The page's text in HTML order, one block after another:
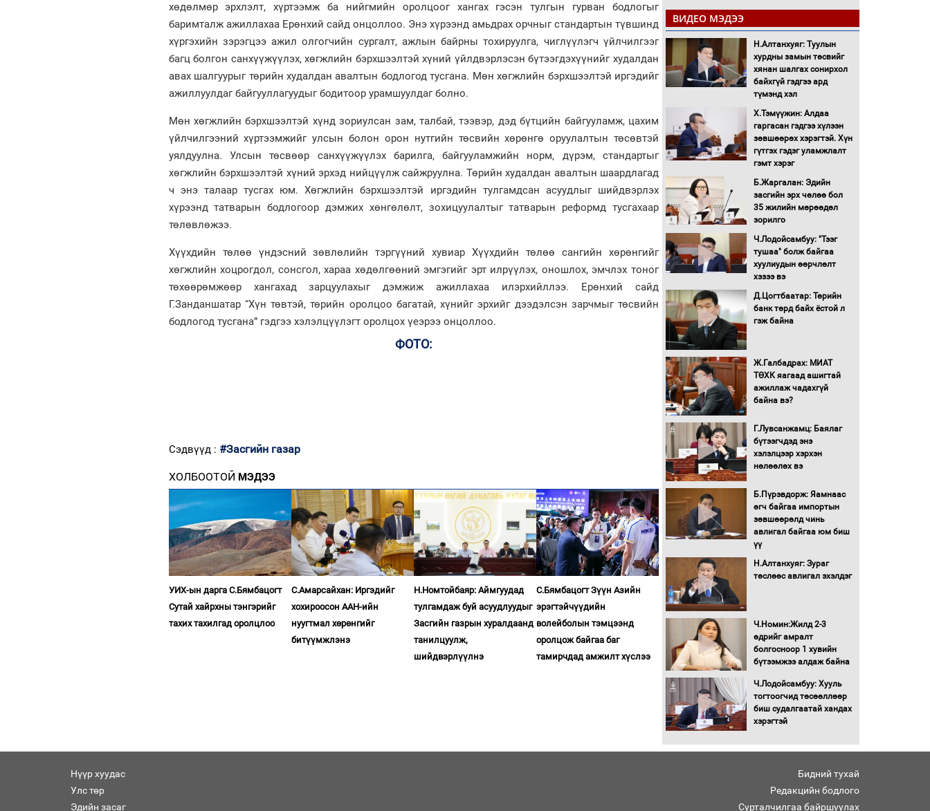
хөдөлмөр эрхлэлт, хүртээмж ба нийгмийн оролцоог хангах гэсэн тулгын гурван бодлогыг
баримталж ажиллахаа Ерөнхий сайд онцоллоо. Энэ хүрээнд амьдрах орчныг стандартын түвшинд
хүргэхийн зэрэгцээ ажил олгогчийн сургалт, ажлын байрны тохируулга, чиглүүлэгч үйлчилгээг
багц болгон санхүүжүүлэх, хөгжлийн бэрхшээлтэй хүний үйлдвэрлэсэн бүтээгдэхүүнийг худалдан
авах шалгуурыг төрийн худалдан авалтын бодлогод тусгана. Мөн хөгжлийн бэрхшээлтэй иргэдийг
ажиллуулдаг байгууллагуудыг бодитоор урамшуулдаг болно.
Мөн хөгжлийн бэрхшээлтэй хүнд зориулсан зам, талбай, тээвэр, дэд бүтцийн байгууламж, цахим
үйлчилгээний хүртээмжийг улсын болон орон нутгийн төсвийн хөрөнгө оруулалтын төсөвтэй
уялдуулна. Улсын төсвөөр санхүүжүүлэх барилга, байгууламжийн норм, дүрэм, стандартыг
хөгжлийн бэрхшээлтэй хүний эрхэд нийцүүлж сайжруулна. Төрийн худалдан авалтын шаардлагад
ч энэ талаар тусгах юм. Хөгжлийн бэрхшээлтэй иргэдийн тулгамдсан асуудлыг шийдвэрлэх
хүрээнд татварын бодлогоор дэмжих хөнгөлөлт, зохицуулалтыг татварын реформд тусгахаар
төлөвлөжээ.
Хүүхдийн төлөө үндэсний зөвлөлийн тэргүүний хувиар Хүүхдийн төлөө сангийн хөрөнгийг
хөгжлийн хоцрогдол, сонсгол, хараа хөдөлгөөний эмгэгийг эрт илрүүлэх, оношлох, эмчлэх тоног
төхөөрөмжөөр хангахад зарцуулахыг дэмжиж ажиллахаа илэрхийллээ. Ерөнхий сайд
Г.Занданшатар “Хүн төвтэй, төрийн оролцоо багатай, хүнийг эрхийг дээдэлсэн зарчмыг төсвийн
бодлогод тусгана” гэдгээ хэлэлцүүлэгт оролцох үеэрээ онцоллоо.
ФОТО:
Сэдвүүд : #Засгийн газар
ХОЛБООТОЙ МЭДЭЭ
УИХ-ын дарга С.Бямбацогт
Сутай хайрхны тэнгэрийг
тахих тахилгад оролцлоо
С.Амарсайхан: Иргэдийг
хохироосон ААН-ийн
нуугтмал хөрөнгийг
битүүмжлэнэ
Н.Номтойбаяр: Аймгуудад
тулгамдаж буй асуудлуудыг
Засгийн газрын хуралдаанд
танилцуулж,
шийдвэрлүүлнэ
С.Бямбацогт Зүүн Азийн
эрэгтэйчүүдийн
волейболын тэмцээнд
оролцож байгаа баг
тамирчдад амжилт хүслээ
Санхүүгийн хэмнэлтийн
горимд эрүүл мэндийн
салбар хамаарахгүй
Нөөцийн махны
нээлттэй ил тод болгоно
Монгол Улс “COP17”-д
“Тал хээрийн
танилцуулна
16 төрлийн эмийг нэг эх
үүсвэрээс худалдан авах
Бүх шатанд хэмнэлтийн
горимд шилжиж, найр
гадаад томилолтыг
хориглолоо
Засгийн газрын ээлжит
хуралдаан болж байна
Автомашинд улсын
дугаарын тэгш,
сондгойгоор шатахуун
Бага орлоготой
иргэдийн орлогод
татвар ногдуулахгүй
байх эрх зүйн орчныг
Хөшөө бүтсэн түүхийг
Хөвсгөл нуурын лусыг
тахих төрийн тахилгын
ёслол боллоо
“Хар жагсаалт”-ын
асуудлыг цэгцлэх
чиглэлээр
Монголбанкны
хугацаатай үүрэг өглөө
олимпиадын хүрээнд
гарсан зардлыг
шийдвэрлэж өгөхөөр
ВИДЕО МЭДЭЭ
Н.Алтанхуяг: Туулын
хурдны замын төсвийг
хянан шалгах сонирхол
байхгүй гэдгээ ард
түмэнд хэл
Х.Тэмүүжин: Алдаа
гаргасан гэдгээ хүлээн
зөвшөөрөх хэрэгтэй. Хүн
гүтгэх гэдэг уламжлалт
гэмт хэрэг
Б.Жаргалан: Эдийн
засгийн эрх чөлөө бол
35 жилийн мөрөөдөл
зорилго
Ч.Лодойсамбуу: "Тээг
тушаа" болж байгаа
хуулиудын өөрчлөлт
хэзээ вэ
Д.Цогтбаатар: Төрийн
банк төрд байх ёстой л
гэж байна
Ж.Галбадрах: МИАТ
ТӨХК яагаад ашигтай
ажиллаж чадахгүй
байна вэ?
Г.Лувсанжамц: Баялаг
бүтээгчдэд энэ
хэлэлцээр хэрхэн
нөлөөлөх вэ
Б.Пүрэвдорж: Яамнаас
өгч байгаа импортын
зөвшөөрөлд чинь
авлигал байгаа юм биш
үү
Н.Алтанхуяг: Зураг
төслөөс авлигал эхэлдэг
Ч.Номин:Жилд 2-3
өдрийг амралт
болгосноор 1 хувийн
бүтээмжээ алдаж байна
Ч.Лодойсамбуу: Хууль
тогтоогчид төсөөллөөр
биш судалгаатай хандах
хэрэгтэй
Нүүр хуудас
Улс төр
Эдийн засаг
Бидний тухай
Редакцийн бодлого
Сурталчилгаа байршуулах